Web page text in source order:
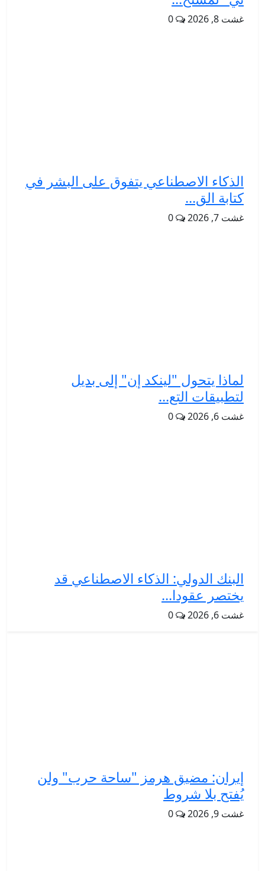
غشت 8, 2026 0
الذكاء الاصطناعي يتفوق على البشر في
كتابة الق...
غشت 7, 2026 0
لماذا يتحول "لينكد إن" إلى بديل
لتطبيقات التع...
غشت 6, 2026 0
البنك الدولي: الذكاء الاصطناعي قد
يختصر عقودا...
غشت 6, 2026 0
إيران: مضيق هرمز "ساحة حرب" ولن
يُفتح بلا شروط
غشت 9, 2026 0